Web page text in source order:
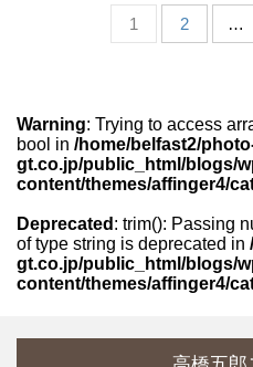
1 2 …
Warning: Trying to access
bool in /home/belfast2/
gt.co.jp/public_html/blogs/
content/themes/affinger4/
Deprecated : trim(): Passing
of type string is deprecated in
gt.co.jp/public_html/blogs/
content/themes/affinger4/